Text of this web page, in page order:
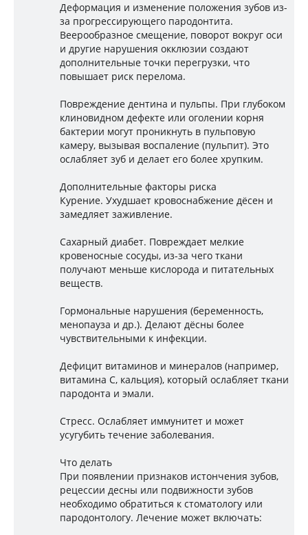
Деформация и изменение положения зубов из-
за прогрессирующего пародонтита.
Веерообразное смещение, поворот вокруг оси
и другие нарушения окклюзии создают
дополнительные точки перегрузки, что
повышает риск перелома.
Повреждение дентина и пульпы. При глубоком
клиновидном дефекте или оголении корня
бактерии могут проникнуть в пульповую
камеру, вызывая воспаление (пульпит). Это
ослабляет зуб и делает его более хрупким.
Дополнительные факторы риска
Курение. Ухудшает кровоснабжение дёсен и
замедляет заживление.
Сахарный диабет. Повреждает мелкие
кровеносные сосуды, из-за чего ткани
получают меньше кислорода и питательных
веществ.
Гормональные нарушения (беременность,
менопауза и др.). Делают дёсны более
чувствительными к инфекции.
Дефицит витаминов и минералов (например,
витамина C, кальция), который ослабляет ткани
пародонта и эмали.
Стресс. Ослабляет иммунитет и может
усугубить течение заболевания.
Что делать
При появлении признаков истончения зубов,
рецессии десны или подвижности зубов
необходимо обратиться к стоматологу или
пародонтологу. Лечение может включать: